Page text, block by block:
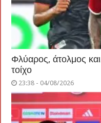
Φλύαρος, άτολμος
τοίχο
23:38 - 04/08/2026